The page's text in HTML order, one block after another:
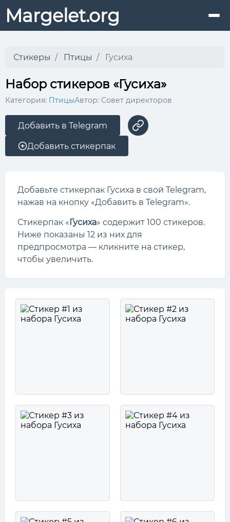
Margelet.org
Стикеры Птицы Гусиха
Набор стикеров «Гусиха»
Категория: ПтицыАвтор: Совет директоров
Добавить в Telegram
Добавить стикерпак
Добавьте стикерпак Гусиха в свой Telegram,
нажав на кнопку «Добавить в Telegram».
Стикерпак «Гусиха» содержит 100 стикеров.
Ниже показаны 12 из них для
предпросмотра — кликните на стикер,
чтобы увеличить.